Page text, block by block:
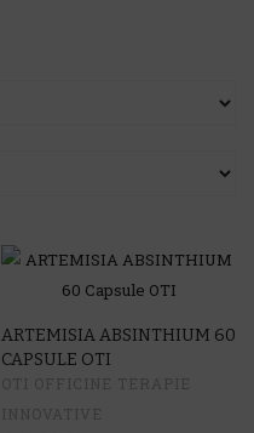
ARTEMISIA ABSINTHIUM 60
CAPSULE OTI